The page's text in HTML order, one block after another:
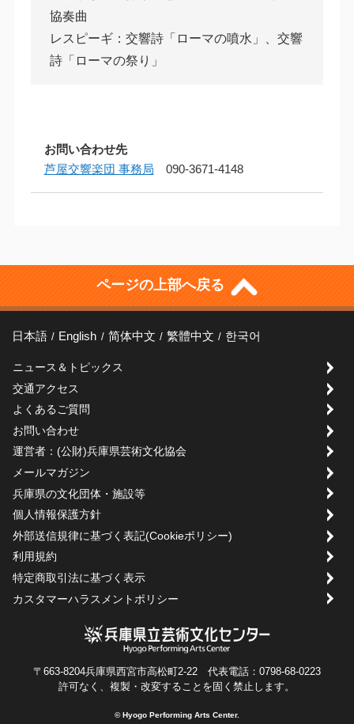
協奏曲
レスピーギ：交響詩「ローマの噴水」、交響
詩「ローマの祭り」
お問い合わせ先
芦屋交響楽団 事務局 090-3671-4148
ページの上部へ戻る
日本語 English 简体中文 繁體中文 한국어
ニュース＆トピックス
交通アクセス
よくあるご質問
お問い合わせ
運営者：(公財)兵庫県芸術文化協会
メールマガジン
兵庫県の文化団体・施設等
個人情報保護方針
外部送信規律に基づく表記(Cookieポリシー)
利用規約
特定商取引法に基づく表示
カスタマーハラスメントポリシー
〒663-8204兵庫県西宮市高松町2-22 代表電話：0798-68-0223
許可なく、複製・改変することを固く禁止します。
© Hyogo Performing Arts Center.